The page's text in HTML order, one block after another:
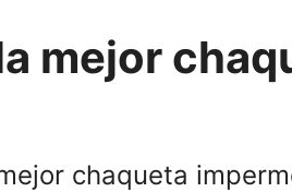
mejor
chaqueta